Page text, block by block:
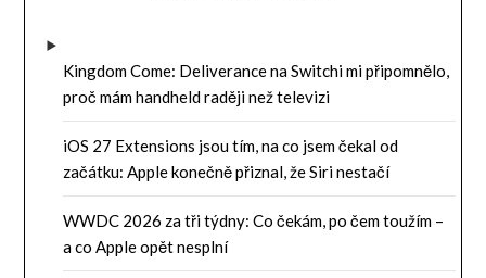
Kingdom Come: Deliverance na Switchi mi připomnělo,
proč mám handheld raději než televizi
iOS 27 Extensions jsou tím, na co jsem čekal od
začátku: Apple konečně přiznal, že Siri nestačí
WWDC 2026 za tři týdny: Co čekám, po čem toužím –
a co Apple opět nesplní